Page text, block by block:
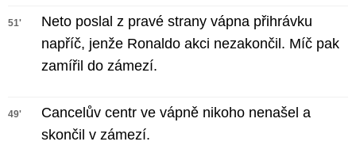
51'
Neto poslal z pravé strany vápna přihrávku
napříč, jenže Ronaldo akci nezakončil. Míč pak
zamířil do zámezí.
49'
Cancelův centr ve vápně nikoho nenašel a
skončil v zámezí.